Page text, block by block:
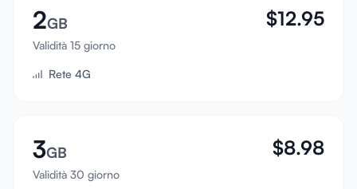
Supporto
Compatibilità dispositivi
Accedi
2GB
Validità 15 giorno
$12.95
Rete 4G
3GB
Validità 30 giorno
$8.98